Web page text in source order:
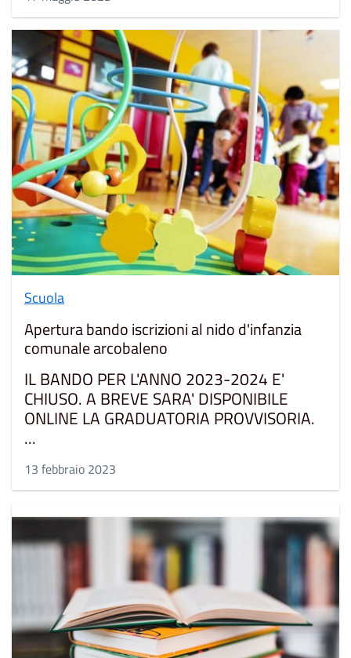
Scuola
Apertura bando iscrizioni al nido d'infanzia
comunale arcobaleno
IL BANDO PER L'ANNO 2023-2024 E'
CHIUSO. A BREVE SARA' DISPONIBILE
ONLINE LA GRADUATORIA PROVVISORIA.
...
13 febbraio 2023